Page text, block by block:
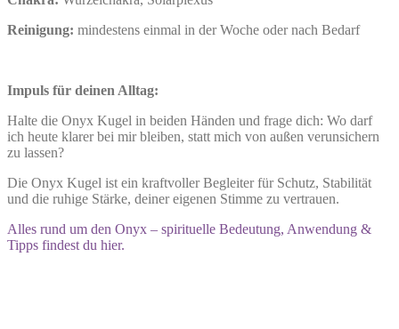
Reinigung: mindestens einmal in der Woche oder nach Bedarf
Impuls für deinen Alltag:
Halte die Onyx Kugel in beiden Händen und frage dich: Wo darf
ich heute klarer bei mir bleiben, statt mich von außen verunsichern
zu lassen?
Die Onyx Kugel ist ein kraftvoller Begleiter für Schutz, Stabilität
und die ruhige Stärke, deiner eigenen Stimme zu vertrauen.
Alles rund um den Onyx – spirituelle Bedeutung, Anwendung &
Tipps findest du hier.